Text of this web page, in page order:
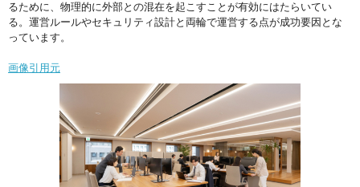
るために、物理的に外部との混在を起こすことが有効にはたらいてい
る。運営ルールやセキュリティ設計と両輪で運営する点が成功要因とな
っています。
画像引用元